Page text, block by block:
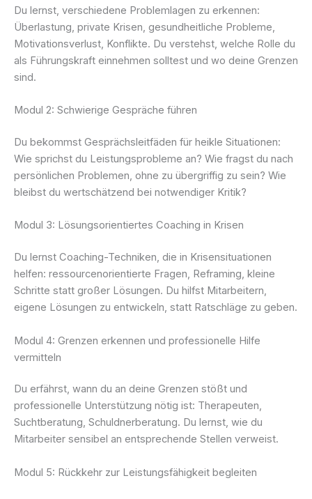
Du lernst, verschiedene Problemlagen zu erkennen:
Überlastung, private Krisen, gesundheitliche Probleme,
Motivationsverlust, Konflikte. Du verstehst, welche Rolle du
als Führungskraft einnehmen solltest und wo deine Grenzen
sind.
Modul 2: Schwierige Gespräche führen
Du bekommst Gesprächsleitfäden für heikle Situationen:
Wie sprichst du Leistungsprobleme an? Wie fragst du nach
persönlichen Problemen, ohne zu übergriffig zu sein? Wie
bleibst du wertschätzend bei notwendiger Kritik?
Modul 3: Lösungsorientiertes Coaching in Krisen
Du lernst Coaching-Techniken, die in Krisensituationen
helfen: ressourcenorientierte Fragen, Reframing, kleine
Schritte statt großer Lösungen. Du hilfst Mitarbeitern,
eigene Lösungen zu entwickeln, statt Ratschläge zu geben.
Modul 4: Grenzen erkennen und professionelle Hilfe
vermitteln
Du erfährst, wann du an deine Grenzen stößt und
professionelle Unterstützung nötig ist: Therapeuten,
Suchtberatung, Schuldnerberatung. Du lernst, wie du
Mitarbeiter sensibel an entsprechende Stellen verweist.
Modul 5: Rückkehr zur Leistungsfähigkeit begleiten